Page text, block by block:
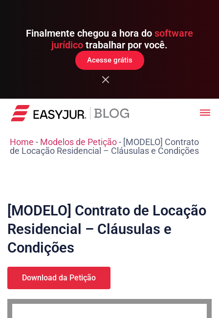
Finalmente chegou a hora do software
jurídico trabalhar por você.
Acesse grátis
Home - Modelos de Petição- [MODELO] Contrato
de Locação Residencial – Cláusulas e Condições
[MODELO] Contrato de Locação
Residencial – Cláusulas e
Condições
Download da Petição